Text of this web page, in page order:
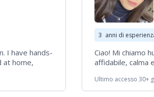
I have hands-
at home,
care plans
and eager
3 anni di
Ciao! Mi chiamo
affidabile, calma
supporto allo
Ultimo accesso 30+